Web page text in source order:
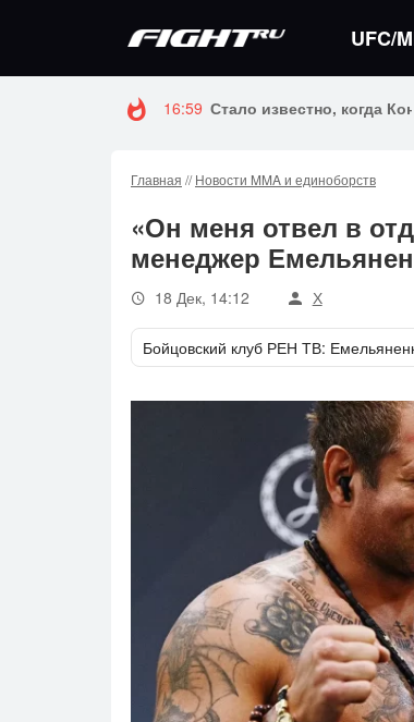
UFC/
16:59 Стало известно, когда
Главная //Новости MMA и единоборств
«Он меня отвел в
менеджер
18 Дек, 14:12 Х
Бойцовский клуб РЕН ТВ: